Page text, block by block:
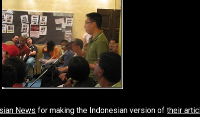
News for making the Indonesian version oftheir